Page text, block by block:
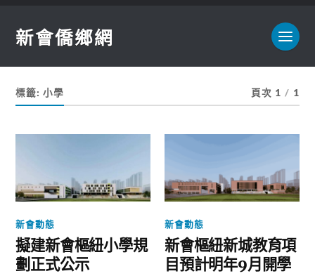
新會僑鄉網
標籤:小學 頁次 1 / 1
新會動態
擬建新會樞紐小學規
劃正式公示
新會動態
新會樞紐新城教育項
目預計明年9月開學